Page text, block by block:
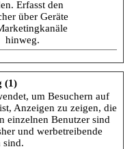
Erfasst den
über Geräte
hinweg.
(1)
um Besuchern auf
Anzeigen zu zeigen, die
einzelnen Benutzer sind
und werbetreibende
sind.